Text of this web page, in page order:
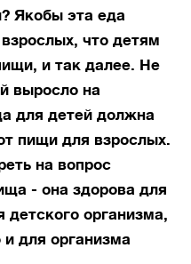
Якобы эта еда
что детям
и так далее. Не
выросло на
для детей должна
пищи для взрослых.
на вопрос
- она здорова для
детского организма,
для организма